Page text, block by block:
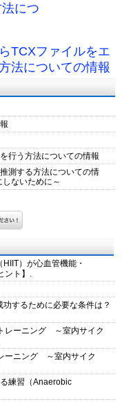
につ
TCXファイルをエ
法についての情報
行う方法についての情報
測する方法についての情
ないために～
）が心血管機能・
ント】.
するために必要な条件は？
レーニング ～室内サイク
ーニング ～室内サイク
練習（Anaerobic